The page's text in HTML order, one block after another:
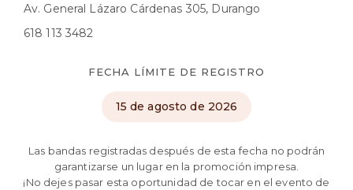
Av. General Lázaro Cárdenas 305, Durango
618 113 3482
FECHA LÍMITE DE REGISTRO
15 de agosto de 2026
Las bandas registradas después de esta fecha no podrán
garantizarse un lugar en la promoción impresa.
¡No dejes pasar esta oportunidad de tocar en el evento de